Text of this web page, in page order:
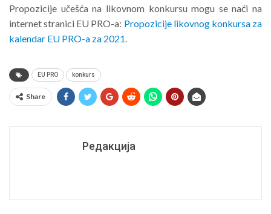
Propozicije učešća na likovnom konkursu mogu se naći na
internet stranici EU PRO-a: Propozicije likovnog konkursa za
kalendar EU PRO-a za 2021.
EU PRO konkurs
Share
Редакција